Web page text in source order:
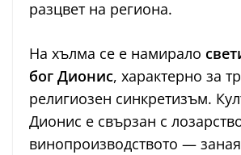
разцвет на региона.
На хълма се е намирало
бог Дионис, характерно за
религиозен синкретизъм.
Дионис е свързан с
винопроизводството —